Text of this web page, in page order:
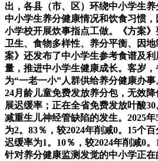
出，各县（市、区）环绕中小学生
中小学生养分健康情况和饮食习惯
小学校开展炊事指点工做。《方案
卫生、食物多样性、养分平衡、因
案》还发布了中小学生参考食谱及
量，推进中小学生健康成长。客岁
为“一老一小”人群供给养分健康办
24月龄儿童免费发放养分包，无效
展迟缓率；正在全省免费发放叶酸
减重生儿神经管缺陷的发生。2025
为2。83％，较2024年削减0。15个
迟缓率为1。10％，较2024年削减0
针对养分健康监测发觉的中小学正